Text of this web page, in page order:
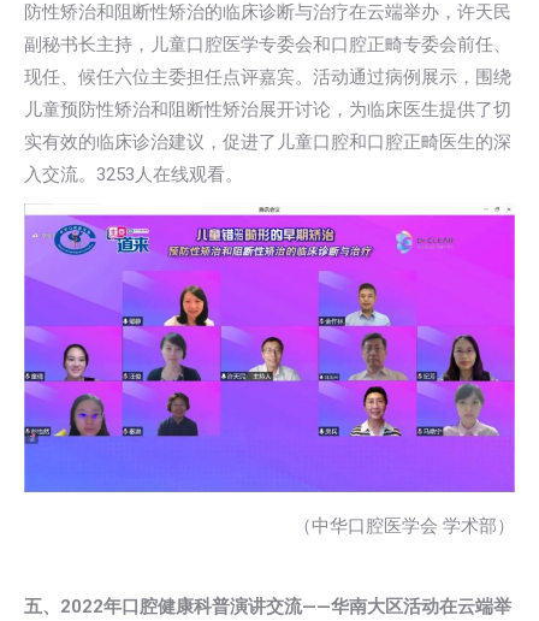
防性矫治和阻断性矫治的临床诊断与治疗在云端举办，许天民
副秘书长主持，儿童口腔医学专委会和口腔正畸专委会前任、
现任、候任六位主委担任点评嘉宾。活动通过病例展示，围绕
儿童预防性矫治和阻断性矫治展开讨论，为临床医生提供了切
实有效的临床诊治建议，促进了儿童口腔和口腔正畸医生的深
入交流。3253人在线观看。
（中华口腔医学会 学术部）
五、2022年口腔健康科普演讲交流——华南大区活动在云端举